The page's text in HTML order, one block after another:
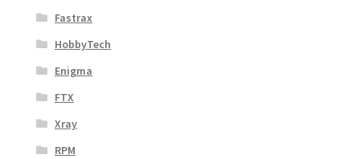
Fastrax
HobbyTech
Enigma
FTX
Xray
RPM